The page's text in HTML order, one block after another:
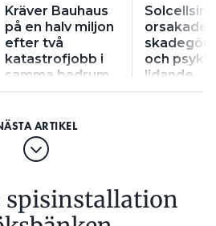
Kräver Bauhaus
på en halv miljon
efter två
katastrofjobb i
samma badrum
orsakade
och
lidande
spisinstallation